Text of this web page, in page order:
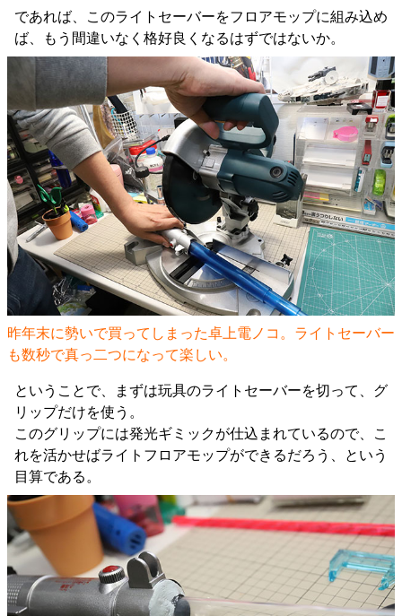
であれば、このライトセーバーをフロアモップに組み込め
ば、もう間違いなく格好良くなるはずではないか。
昨年末に勢いで買ってしまった卓上電ノコ。ライトセーバー
も数秒で真っ二つになって楽しい。
ということで、まずは玩具のライトセーバーを切って、グ
リップだけを使う。
このグリップには発光ギミックが仕込まれているので、こ
れを活かせばライトフロアモップができるだろう、という
目算である。